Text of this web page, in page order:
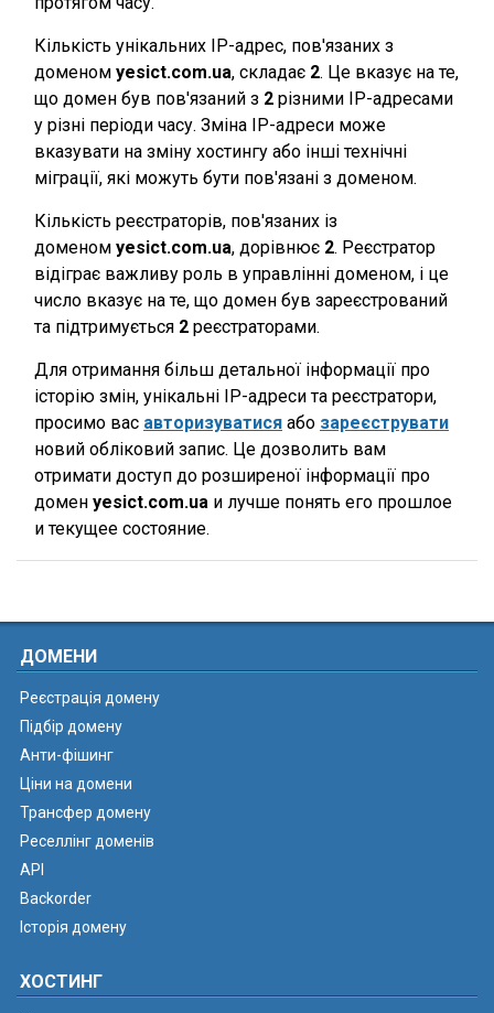
Кількість унікальних IP-адрес, пов'язаних з
доменом yesict.com.ua, складає 2. Це вказує на те,
що домен був пов'язаний з 2 різними IP-адресами
у різні періоди часу. Зміна IP-адреси може
вказувати на зміну хостингу або інші технічні
міграції, які можуть бути пов'язані з доменом.
Кількість реєстраторів, пов'язаних із
доменом yesict.com.ua, дорівнює 2. Реєстратор
відіграє важливу роль в управлінні доменом, і це
число вказує на те, що домен був зареєстрований
та підтримується 2 реєстраторами.
Для отримання більш детальної інформації про
історію змін, унікальні IP-адреси та реєстратори,
просимо вас авторизуватися або зареєструвати
новий обліковий запис. Це дозволить вам
отримати доступ до розширеної інформації про
домен yesict.com.ua и лучше понять его прошлое
и текущее состояние.
ДОМЕНИ
Реєстрація домену
Підбір домену
Анти-фішинг
Ціни на домени
Трансфер домену
Реселлінг доменів
API
Backorder
Історія домену
ХОСТИНГ